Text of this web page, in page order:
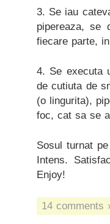
3. Se iau
pipereaza, se
fiecare parte,
4. Se executa
de cutiuta de
(o lingurita),
foc, cat sa se
Sosul turnat
Intens.
Enjoy!
14 comments